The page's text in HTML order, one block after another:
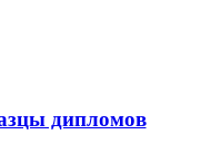
дипломов